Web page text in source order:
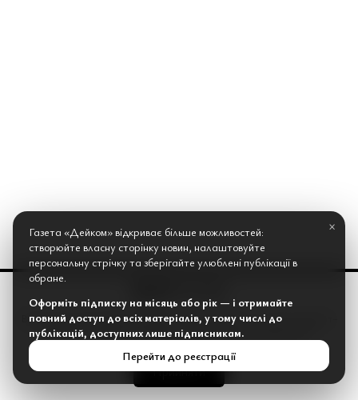
Веб-сайт газети Дейком використовує «cookies» та інші інтернет-
сервіси для збору технічних даних стосовно відвідувачів...
Прийняти
Приховані травми
українських солдатів
Ніч приносить мало сну і жахливі сни. День приносить
панічні атаки та спогади. Всі виснажені, а дехто думає
про самогубство. Вони бояться власних думок і того,
до чого ці думки можуть їх підштовхнути.
×
Газета «Дейком» відкриває більше можливостей:
створюйте власну сторінку новин, налаштовуйте
персональну стрічку та зберігайте улюблені публікації в
обране.
Оформіть підписку на місяць або рік — і отримайте
повний доступ до всіх матеріалів, у тому числі до
публікацій, доступних лише підписникам.
Перейти до реєстрації